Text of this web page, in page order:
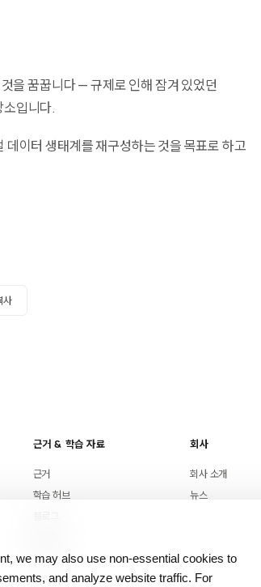
we may also use non‑essential cookies to
and analyze website traffic. For
을 꿈꿉니다 — 규제로 인해 잠겨 있었던
소입니다.
이터 생태계를 재구성하는 것을 목표로 하고
사
근거 & 학습 자료
근거
학습 허브
용어집
회사
회사 소개
뉴스